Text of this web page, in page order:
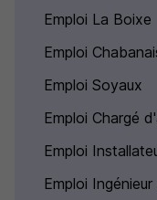
Emploi La Boixe
Emploi
Emploi Soyaux
Emploi Chargé
Emploi
Emploi